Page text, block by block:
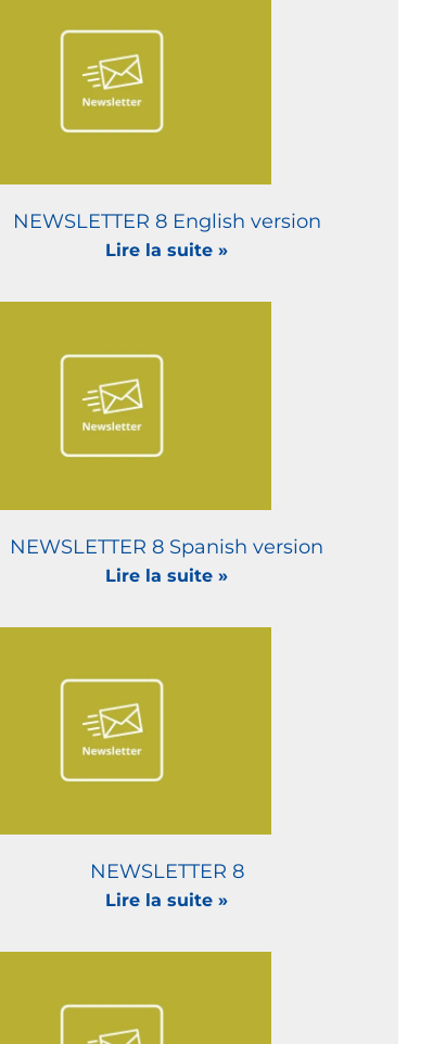
NEWSLETTER 8 English version
Lire la suite »
NEWSLETTER 8 Spanish version
Lire la suite »
NEWSLETTER 8
Lire la suite »